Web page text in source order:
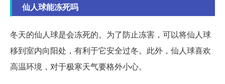
仙人球能冻死吗
冬天的仙人球是会冻死的。为了防止冻害，可以将仙人球
移到室内向阳处，有利于它安全过冬。此外，仙人球喜欢
高温环境，对于极寒天气要格外小心。